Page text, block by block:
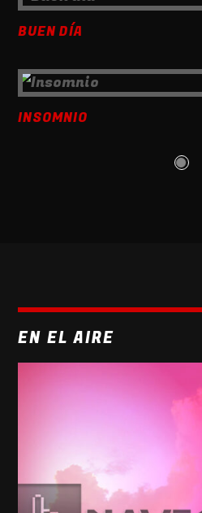
BUEN DÍA
INSOMNIO
EN EL AIRE